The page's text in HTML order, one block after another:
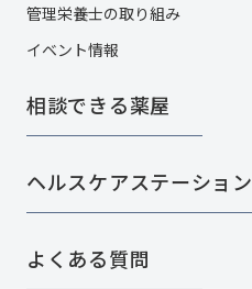
管理栄養士の取り組み
イベント情報
相談できる薬屋
ヘルスケアステーション
よくある質問